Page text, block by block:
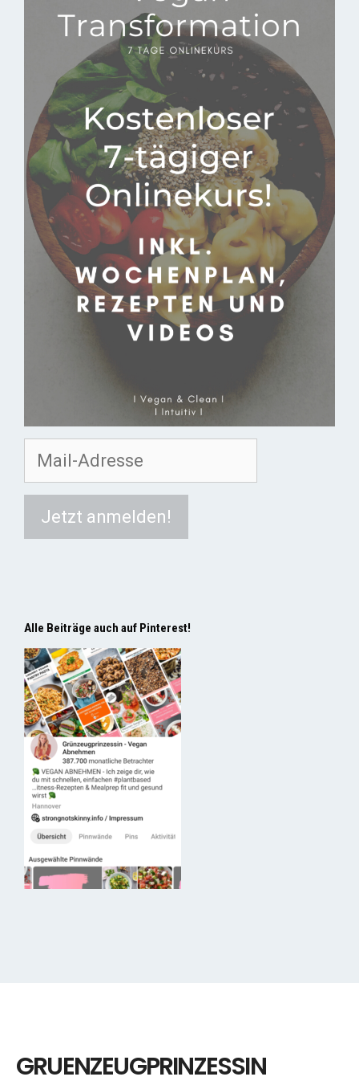
Alle Beiträge auch auf Pinterest!
GRUENZEUGPRINZESSIN